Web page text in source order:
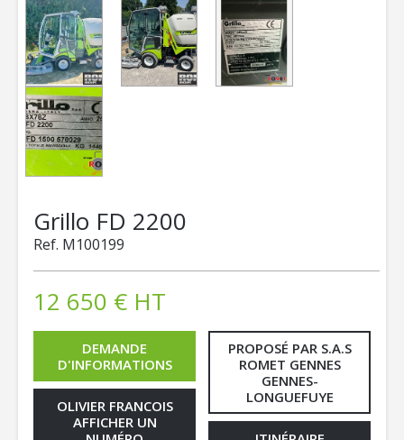
Grillo FD 2200
Ref. M100199
12 650 € HT
DEMANDE
D'INFORMATIONS
OLIVIER FRANCOIS
AFFICHER UN
PROPOSÉ PAR S.A.S
ROMET GENNES
GENNES-
LONGUEFUYE